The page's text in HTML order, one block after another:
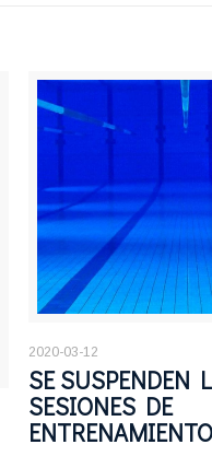
2020-03-12
SE SUSPENDEN
SESIONES DE
ENTRENAMIENTO